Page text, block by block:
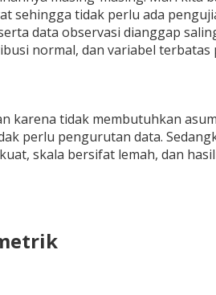
sehingga tidak perlu ada
data observasi dianggap
normal, dan variabel terbatas
karena tidak membutuhkan
perlu pengurutan data.
skala bersifat lemah, dan